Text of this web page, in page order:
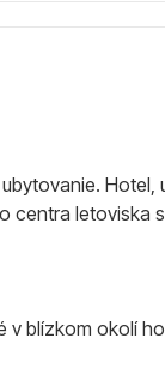
Hotel,
centra letoviska
v blízkom okolí